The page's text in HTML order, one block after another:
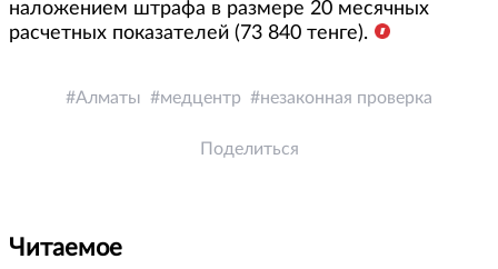
наложением штрафа в размере 20 месячных
расчетных показателей (73 840 тенге).
Алматы медцентр незаконная проверка
Поделиться
Читаемое